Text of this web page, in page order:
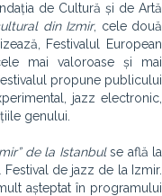
de Cultură și de Artă
din Izmir, cele două
Festivalul European
mai valoroase și mai
propune publicului
jazz electronic,
genului.
de la Istanbulse află la
de jazz de la Izmir.
așteptat în programului